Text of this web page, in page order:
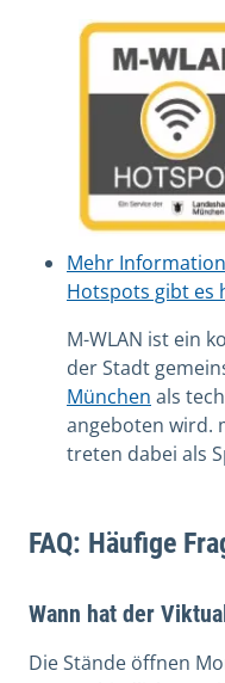
Mehr
Hotspots gibt es
M-WLAN ist ein
der Stadt
München als
angeboten wird.
treten dabei als
FAQ: Häufige
Wann hat der
Die Stände öffnen